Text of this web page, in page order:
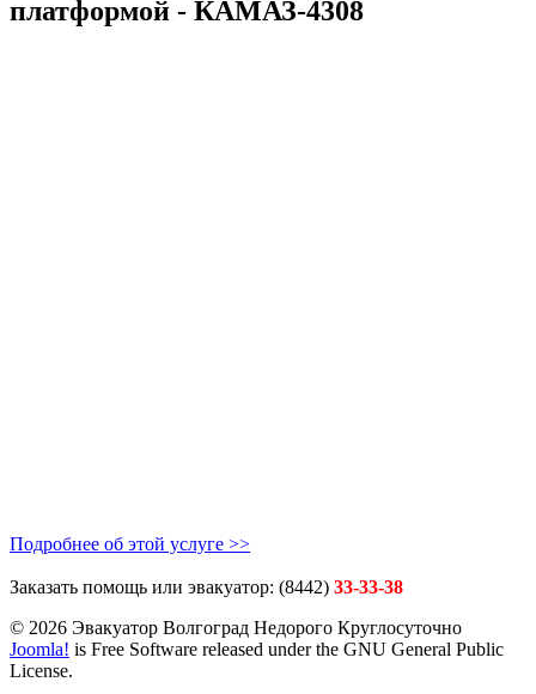
платформой - КАМАЗ-4308
Подробнее об этой услуге >>
Заказать помощь или эвакуатор: (8442) 33-33-38
© 2026 Эвакуатор Волгоград Недорого Круглосуточно
Joomla! is Free Software released under the GNU General Public
License.